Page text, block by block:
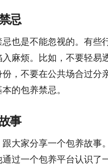
忌
忌也是不能忽视的。有些
入麻烦。比如，不要轻易
份，不要在公共场合过分
的包养禁忌。
事
跟大家分享一个包养故事
过一个包养平台认识了